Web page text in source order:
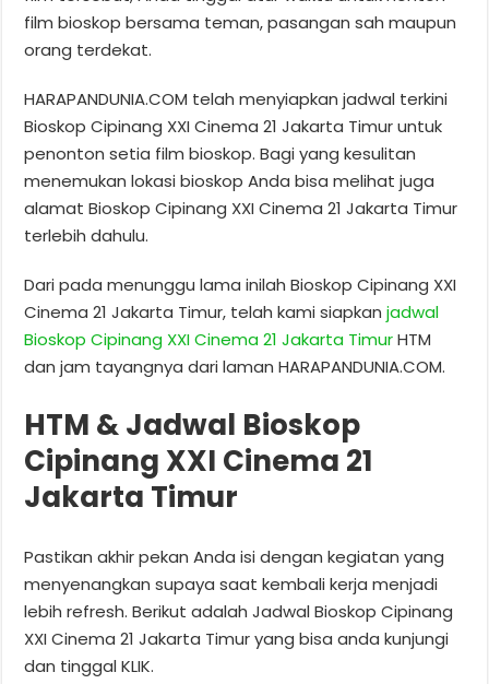
film bioskop bersama teman, pasangan sah maupun
orang terdekat.
HARAPANDUNIA.COM telah menyiapkan jadwal terkini
Bioskop Cipinang XXI Cinema 21 Jakarta Timur untuk
penonton setia film bioskop. Bagi yang kesulitan
menemukan lokasi bioskop Anda bisa melihat juga
alamat Bioskop Cipinang XXI Cinema 21 Jakarta Timur
terlebih dahulu.
Dari pada menunggu lama inilah Bioskop Cipinang XXI
Cinema 21 Jakarta Timur, telah kami siapkanjadwal
Bioskop Cipinang XXI Cinema 21 Jakarta TimurHTM
dan jam tayangnya dari laman HARAPANDUNIA.COM.
HTM & Jadwal Bioskop
Cipinang XXI Cinema 21
Jakarta Timur
Pastikan akhir pekan Anda isi dengan kegiatan yang
menyenangkan supaya saat kembali kerja menjadi
lebih refresh. Berikut adalah Jadwal Bioskop Cipinang
XXI Cinema 21 Jakarta Timur yang bisa anda kunjungi
dan tinggal KLIK.